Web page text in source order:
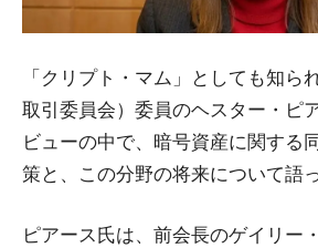
「クリプト・マム」としても知ら
取引委員会）委員のヘスター・ピ
ビューの中で、暗号資産に関する
策と、この分野の将来について語っ
ピアース氏は、前会長のゲイリー